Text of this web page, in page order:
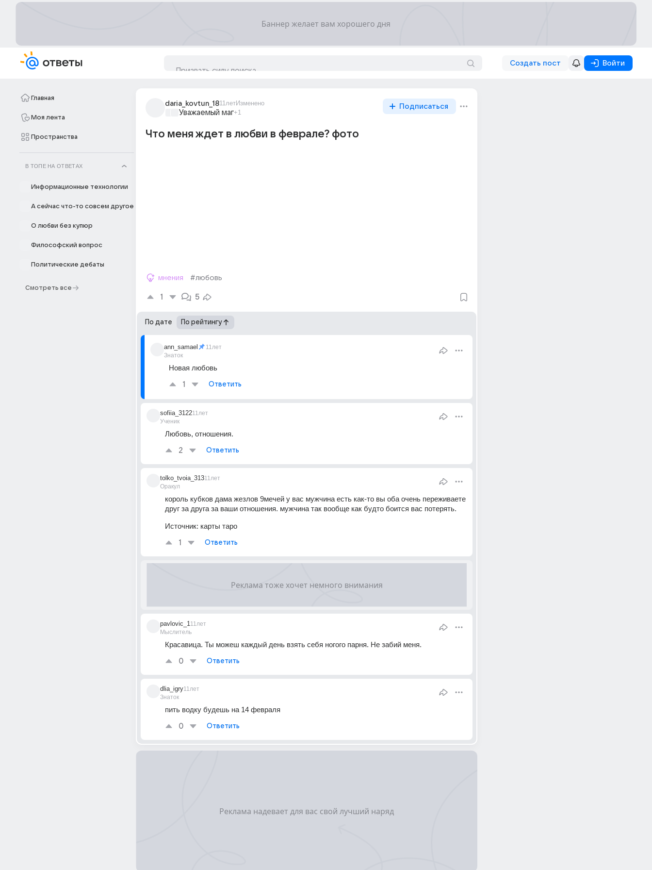
Создать пост Войти
Главная
Моя лента
Пространства
В ТОПЕ НА ОТВЕТАХ
Информационные технологии
А сейчас что-то совсем другое
О любви без купюр
Философский вопрос
Политические дебаты
Смотреть все
daria_kovtun_1811летИзменено
Уважаемый маг+1
Подписаться
Что меня ждет в любви в феврале? фото
мнения #любовь
1 5
По дате По рейтингу
ann_samael
Знаток
11лет
Новая любовь
1 Ответить
sofiia_3122
Ученик
11лет
Любовь, отношения.
2 Ответить
tolko_tvoia_313
Оракул
11лет
король кубков дама жезлов 9мечей у вас мужчина есть как-то вы оба очень переживаете
друг за друга за ваши отношения. мужчина так вообще как будто боится вас потерять.
Источник: карты таро
1 Ответить
pavlovic_1
Мыслитель
11лет
Красавица. Ты можеш каждый день взять себя ногого парня. Не забий меня.
0 Ответить
dlia_igry
Знаток
11лет
пить водку будешь на 14 февраля
0 Ответить